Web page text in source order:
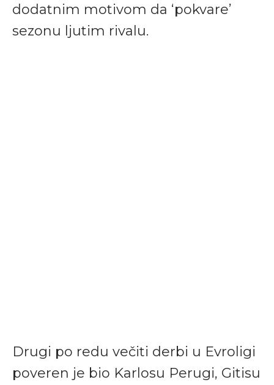
dodatnim motivom da ‘pokvare’
sezonu ljutim rivalu.
Drugi po redu večiti derbi u Evroligi
poveren je bio Karlosu Perugi, Gitisu